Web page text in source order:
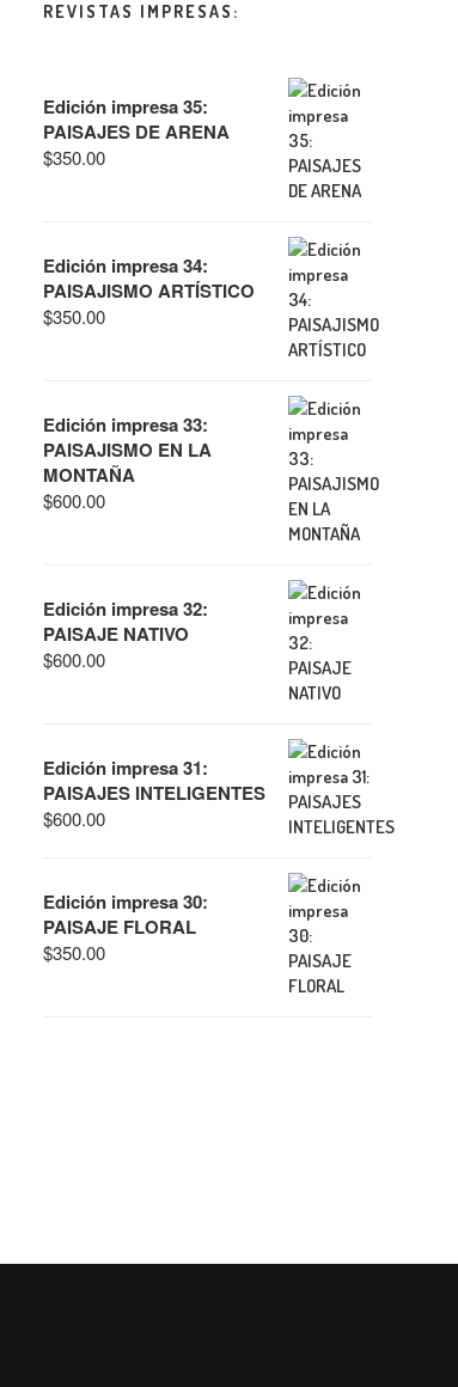
REVISTAS IMPRESAS:
Edición impresa 35:
PAISAJES DE ARENA
$350.00
Edición impresa 34:
PAISAJISMO ARTÍSTICO
$350.00
Edición impresa 33:
PAISAJISMO EN LA
MONTAÑA
$600.00
Edición impresa 32:
PAISAJE NATIVO
$600.00
Edición impresa 31:
PAISAJES INTELIGENTES
$600.00
Edición impresa 30:
PAISAJE FLORAL
$350.00